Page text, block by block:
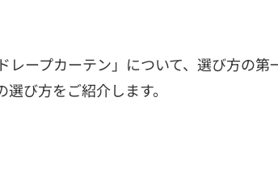
ープカーテン」について、選び方の第
び方をご紹介します。